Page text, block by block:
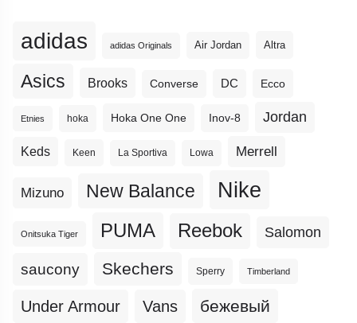
adidas adidas Originals Air Jordan Altra
Asics Brooks Converse DC Ecco
Etnies hoka Hoka One One Inov-8 Jordan
Keds Keen La Sportiva Lowa Merrell
Mizuno New Balance Nike
Onitsuka Tiger PUMA Reebok Salomon
saucony Skechers Sperry Timberland
Under Armour Vans бежевый